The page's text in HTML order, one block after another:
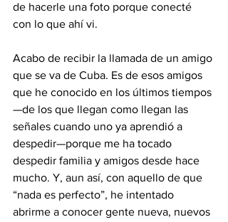
de hacerle una foto porque conecté
con lo que ahí vi.
Acabo de recibir la llamada de un amigo
que se va de Cuba. Es de esos amigos
que he conocido en los últimos tiempos
—de los que llegan como llegan las
señales cuando uno ya aprendió a
despedir—porque me ha tocado
despedir familia y amigos desde hace
mucho. Y, aun así, con aquello de que
“nada es perfecto”, he intentado
abrirme a conocer gente nueva, nuevos